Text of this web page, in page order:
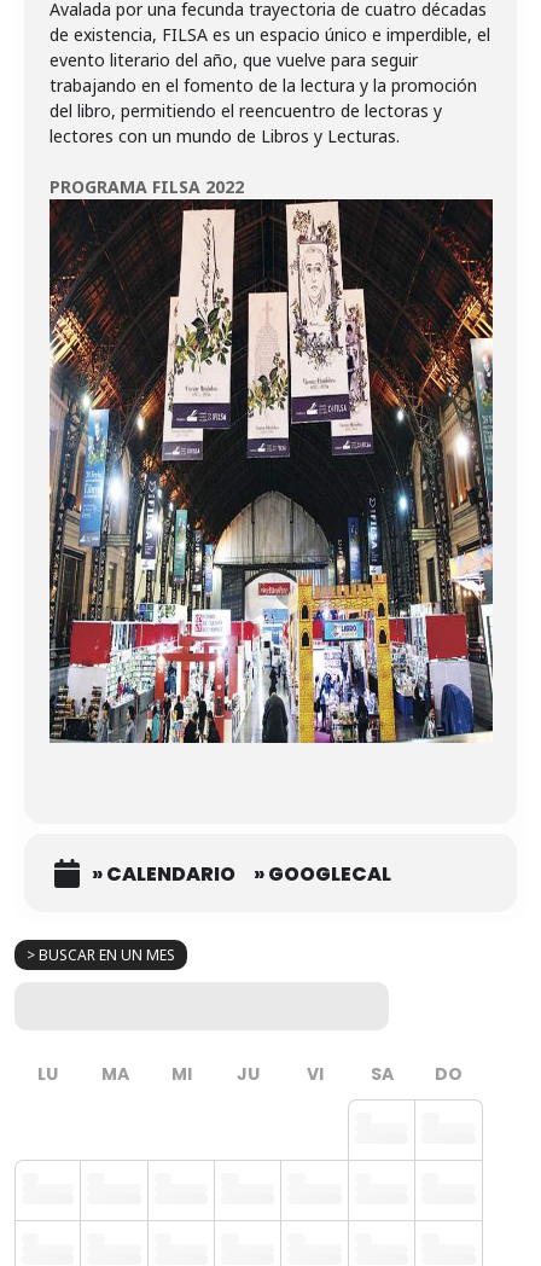
> BUSCAR EN UN MES
LU MA MI JU VI SA DO
Avalada por una fecunda trayectoria de cuatro décadas
de existencia, FILSA es un espacio único e imperdible, el
evento literario del año, que vuelve para seguir
trabajando en el fomento de la lectura y la promoción
del libro, permitiendo el reencuentro de lectoras y
lectores con un mundo de Libros y Lecturas.
PROGRAMA FILSA 2022
» CALENDARIO » GOOGLECAL